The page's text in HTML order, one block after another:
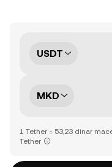
USDT
MKD
1 Tether = 53,23 dinar
Tether